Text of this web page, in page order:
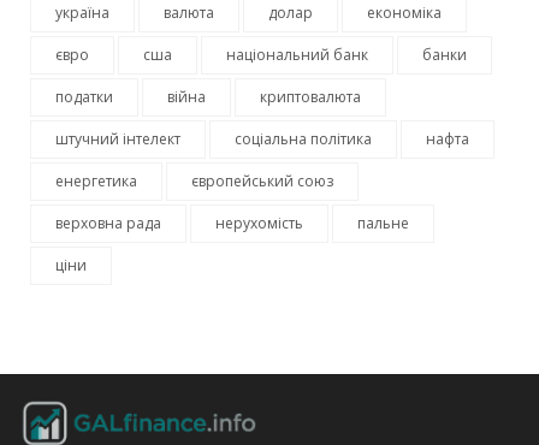
україна валюта долар економіка
євро сша національний банк банки
податки війна криптовалюта
штучний інтелект соціальна політика нафта
енергетика європейський союз
верховна рада нерухомість пальне
ціни